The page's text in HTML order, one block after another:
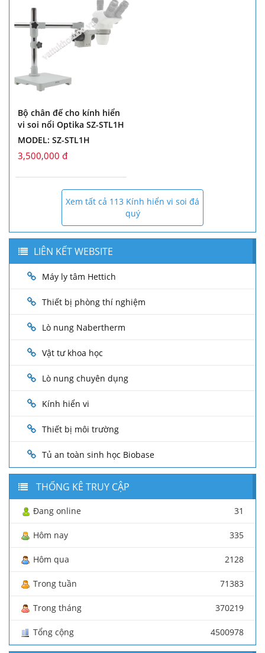
Bộ chân đế cho kính hiển
vi soi nổi Optika SZ-STL1H
MODEL: SZ-STL1H
3,500,000 đ
Xem tất cả 113 Kính hiển vi soi đá
quý
LIÊN KẾT WEBSITE
Máy ly tâm Hettich
Thiết bị phòng thí nghiệm
Lò nung Nabertherm
Vật tư khoa học
Lò nung chuyên dụng
Kính hiển vi
Thiết bị môi trường
Tủ an toàn sinh học Biobase
THỐNG KÊ TRUY CẬP
Đang online 31
Hôm nay 335
Hôm qua 2128
Trong tuần 71383
Trong tháng 370219
Tổng cộng 4500978